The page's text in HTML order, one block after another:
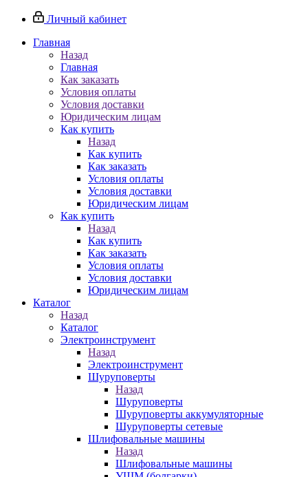
Личный кабинет
Главная
Назад
Главная
Как заказать
Условия оплаты
Условия доставки
Юридическим лицам
Как купить
Назад
Как купить
Как заказать
Условия оплаты
Условия доставки
Юридическим лицам
Как купить
Назад
Как купить
Как заказать
Условия оплаты
Условия доставки
Юридическим лицам
Каталог
Назад
Каталог
Электроинструмент
Назад
Электроинструмент
Шуруповерты
Назад
Шуруповерты
Шуруповерты аккумуляторные
Шуруповерты сетевые
Шлифовальные машины
Назад
Шлифовальные машины